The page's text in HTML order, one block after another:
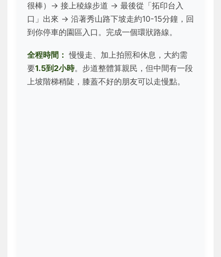
很棒）→ 接上稜線步道 → 最後從「拓印台入
口」出來 → 沿著秀山路下坡走約10-15分鐘，回
到你停車的園區入口。完成一個環狀路線。
全程時間： 慢慢走、加上拍照和休息，大約需
要1.5到2小時。步道整體算親民，但中間有一段
上坡階梯稍陡，膝蓋不好的朋友可以走慢點。